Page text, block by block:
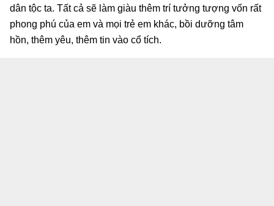
dân tộc ta. Tất cả sẽ làm giàu thêm trí tưởng tượng vốn rất
phong phú của em và mọi trẻ em khác, bồi dưỡng tâm
hồn, thêm yêu, thêm tin vào cổ tích.